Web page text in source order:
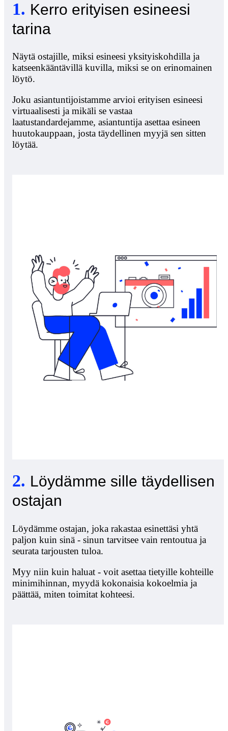
1. Kerro erityisen esineesi
tarina
Näytä ostajille, miksi esineesi yksityiskohdilla ja
katseenkääntävillä kuvilla, miksi se on erinomainen
löytö.
Joku asiantuntijoistamme arvioi erityisen esineesi
virtuaalisesti ja mikäli se vastaa
laatustandardejamme, asiantuntija asettaa esineen
huutokauppaan, josta täydellinen myyjä sen sitten
löytää.
2. Löydämme sille täydellisen
ostajan
Löydämme ostajan, joka rakastaa esinettäsi yhtä
paljon kuin sinä - sinun tarvitsee vain rentoutua ja
seurata tarjousten tuloa.
Myy niin kuin haluat - voit asettaa tietyille kohteille
minimihinnan, myydä kokonaisia kokoelmia ja
päättää, miten toimitat kohteesi.